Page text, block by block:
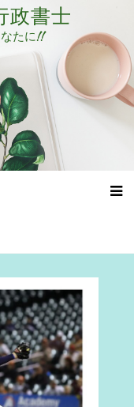
政書士
たに!!